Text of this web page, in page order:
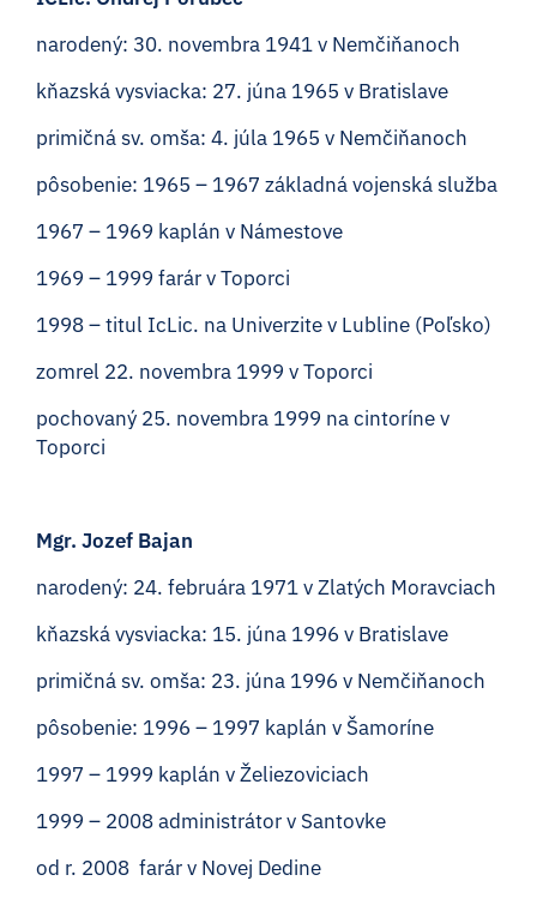
narodený: 30. novembra 1941 v Nemčiňanoch
kňazská vysviacka: 27. júna 1965 v Bratislave
primičná sv. omša: 4. júla 1965 v Nemčiňanoch
pôsobenie: 1965 – 1967 základná vojenská služba
1967 – 1969 kaplán v Námestove
1969 – 1999 farár v Toporci
1998 – titul IcLic. na Univerzite v Lubline (Poľsko)
zomrel 22. novembra 1999 v Toporci
pochovaný 25. novembra 1999 na cintoríne v
Toporci
Mgr. Jozef Bajan
narodený: 24. februára 1971 v Zlatých Moravciach
kňazská vysviacka: 15. júna 1996 v Bratislave
primičná sv. omša: 23. júna 1996 v Nemčiňanoch
pôsobenie: 1996 – 1997 kaplán v Šamoríne
1997 – 1999 kaplán v Želiezoviciach
1999 – 2008 administrátor v Santovke
od r. 2008 farár v Novej Dedine